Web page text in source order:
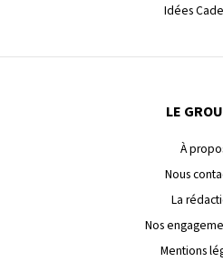
Idées
LE
À
Nous
La
Nos
Mentions